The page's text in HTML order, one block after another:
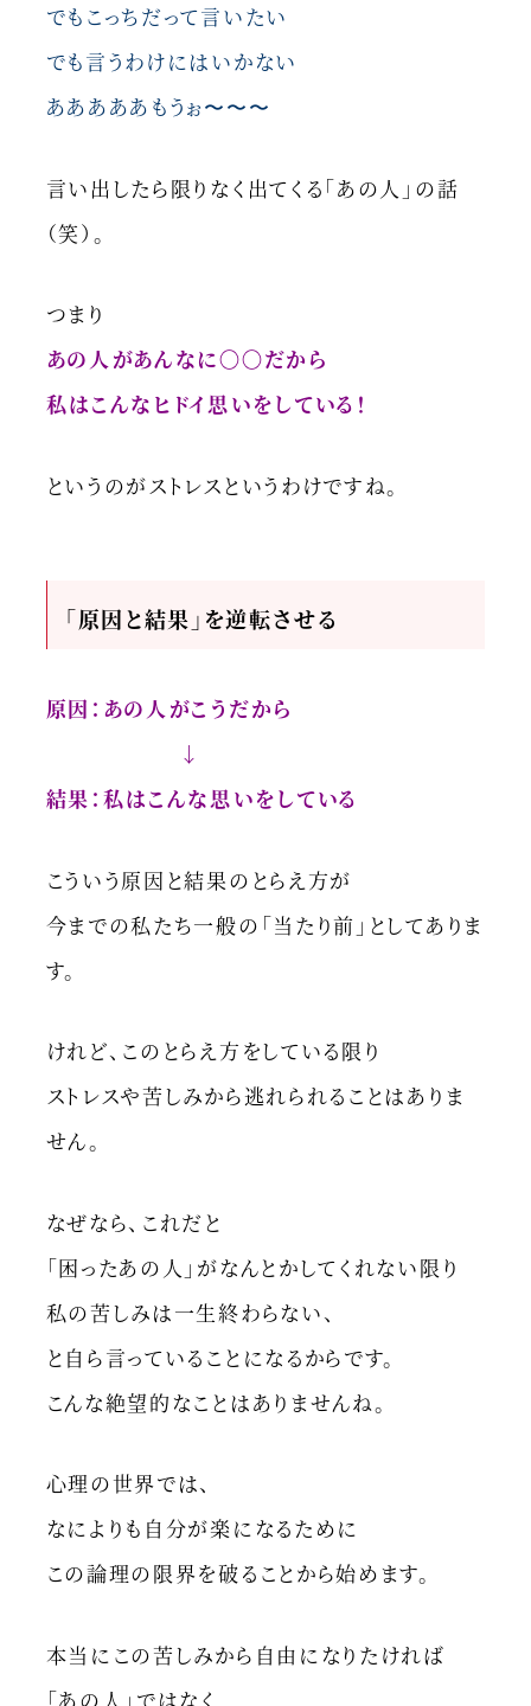
でもこっちだって言いたい
でも言うわけにはいかない
あああああもうぉ〜〜〜
言い出したら限りなく出てくる「あの人」の話
（笑）。
つまり
あの人があんなに〇〇だから
私はこんなヒドイ思いをしている！
というのがストレスというわけですね。
「原因と結果」を逆転させる
原因：あの人がこうだから
↓
結果：私はこんな思いをしている
こういう原因と結果のとらえ方が
今までの私たち一般の「当たり前」としてありま
す。
けれど、このとらえ方をしている限り
ストレスや苦しみから逃れられることはありま
せん。
なぜなら、これだと
「困ったあの人」がなんとかしてくれない限り
私の苦しみは一生終わらない、
と自ら言っていることになるからです。
こんな絶望的なことはありませんね。
心理の世界では、
なによりも自分が楽になるために
この論理の限界を破ることから始めます。
本当にこの苦しみから自由になりたければ
「あの人」ではなく